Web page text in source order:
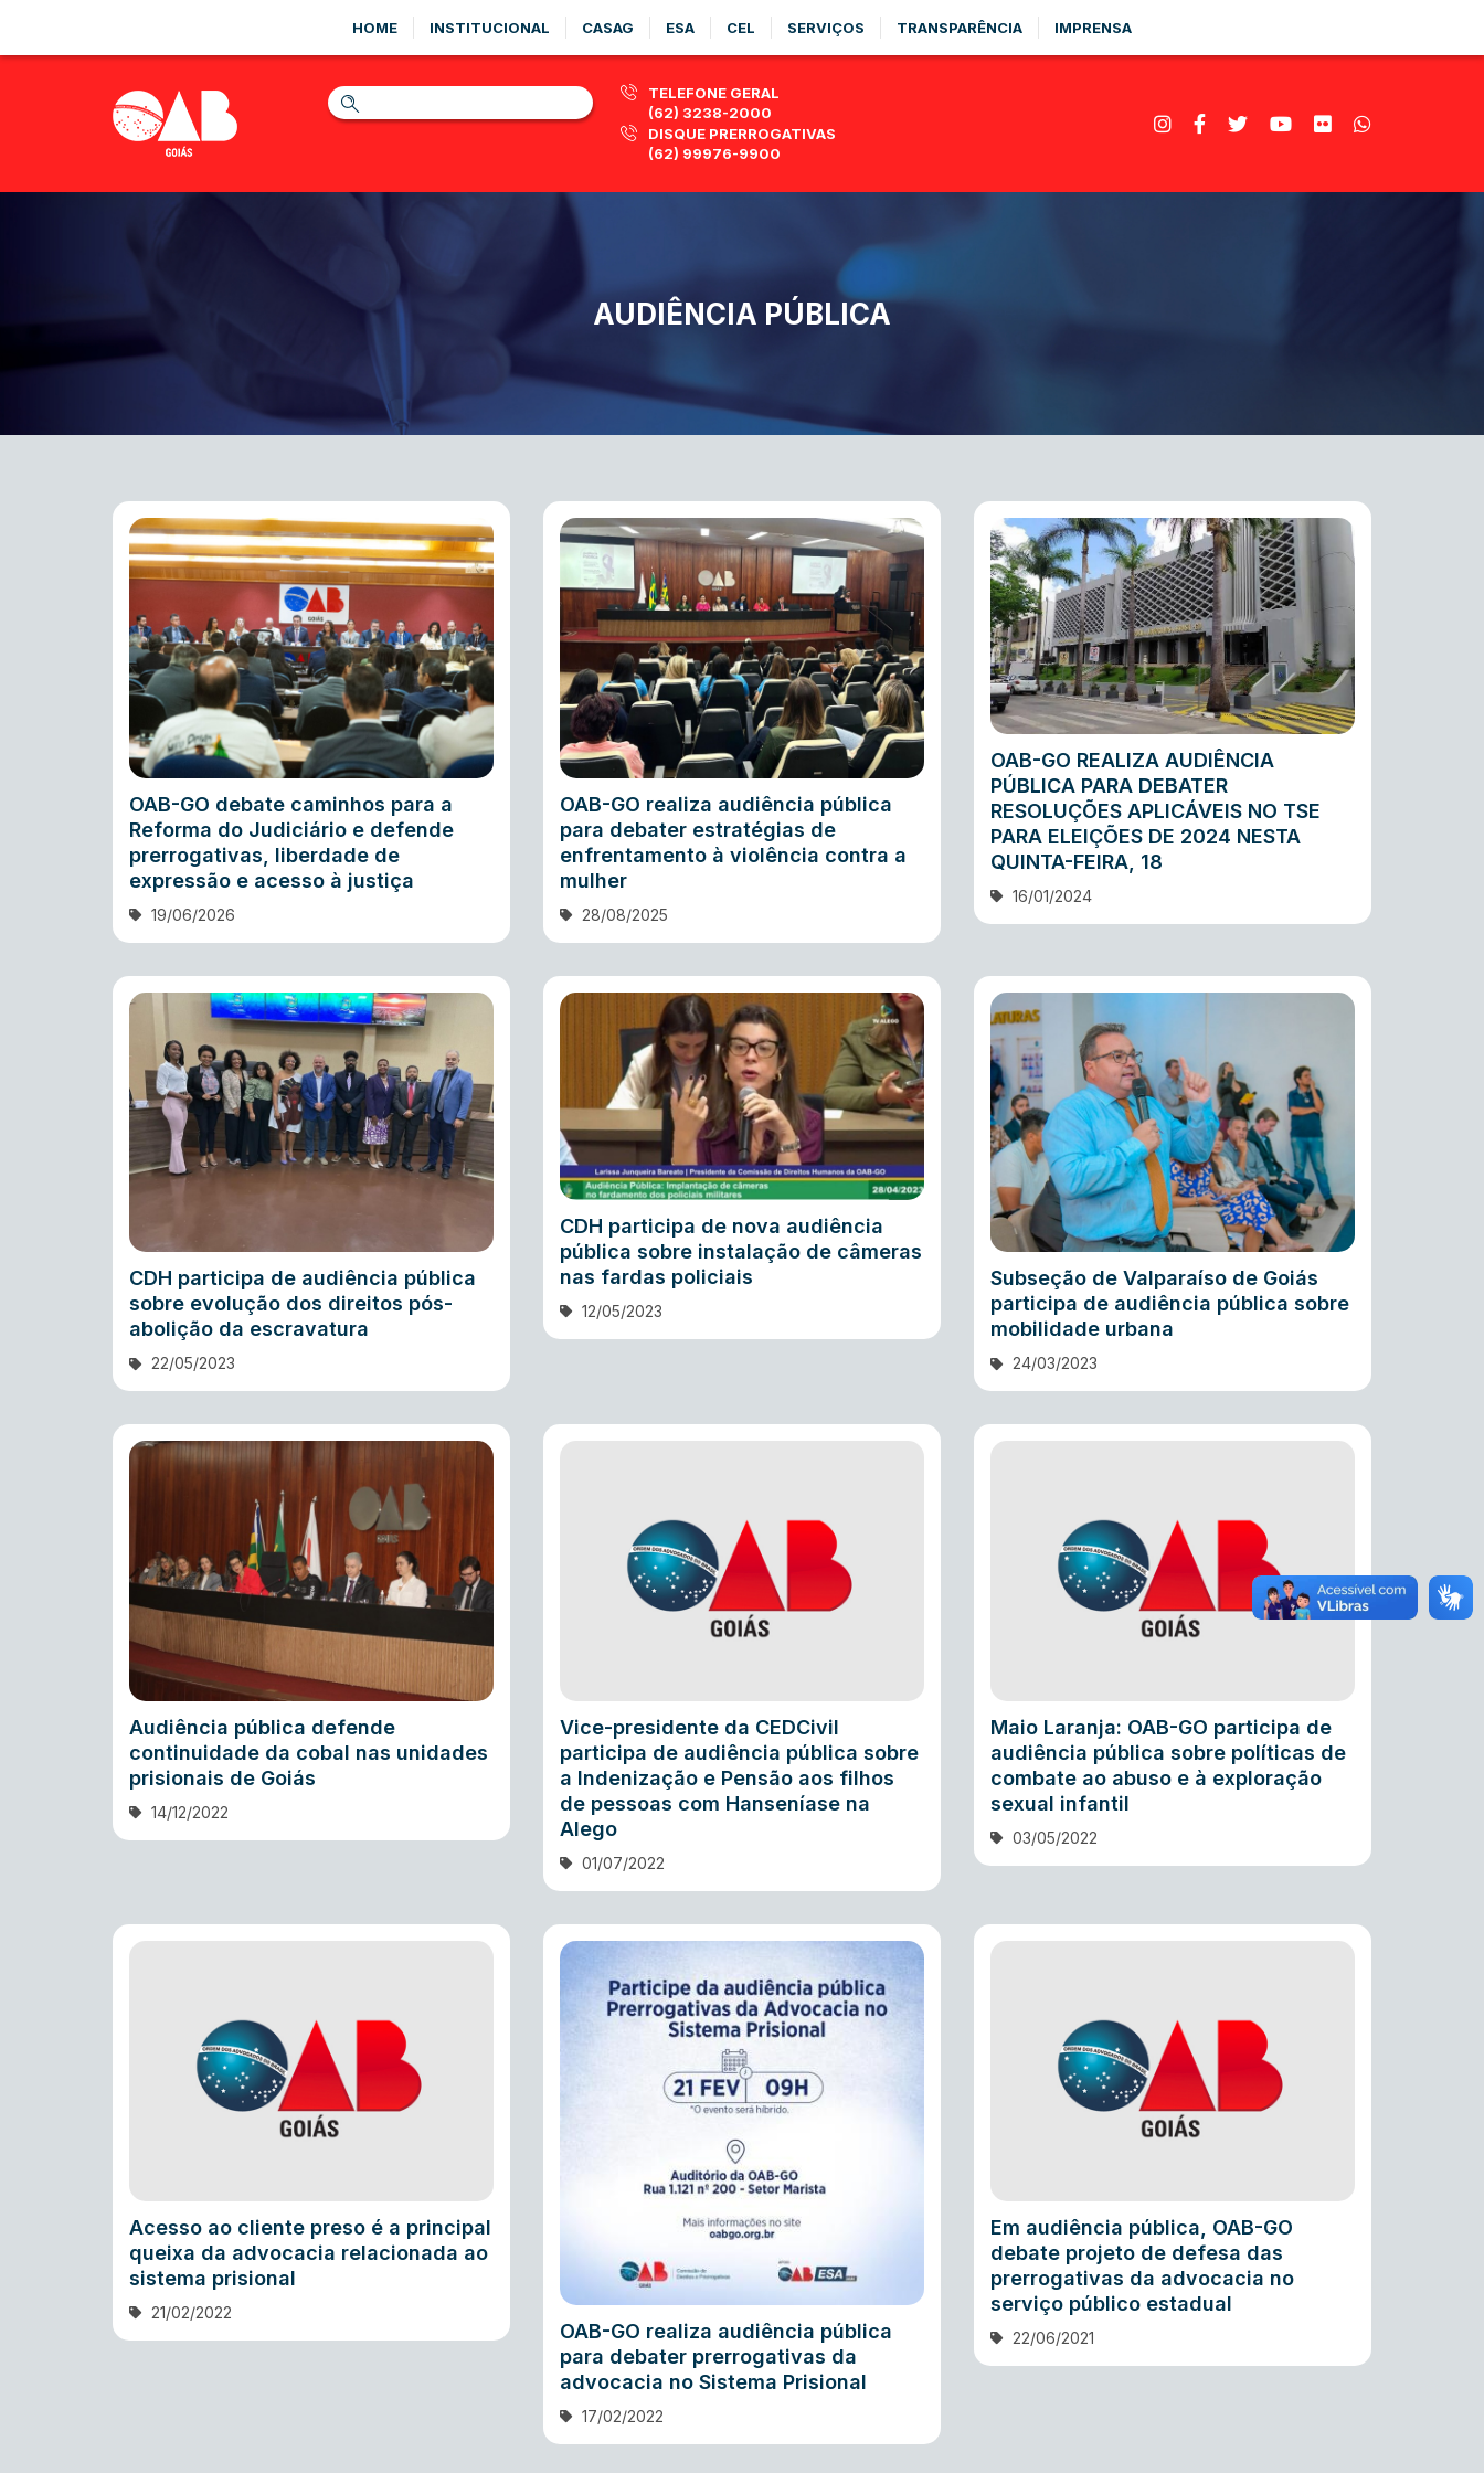
HOME INSTITUCIONAL CASAG ESA CEL SERVIÇOS TRANSPARÊNCIA IMPRENSA
TELEFONE GERAL
(62) 3238-2000
DISQUE PRERROGATIVAS
(62) 99976-9900
AUDIÊNCIA PÚBLICA
OAB-GO debate caminhos para a
Reforma do Judiciário e defende
prerrogativas, liberdade de
expressão e acesso à justiça
19/06/2026
OAB-GO realiza audiência pública
para debater estratégias de
enfrentamento à violência contra a
mulher
28/08/2025
OAB-GO REALIZA AUDIÊNCIA
PÚBLICA PARA DEBATER
RESOLUÇÕES APLICÁVEIS NO TSE
PARA ELEIÇÕES DE 2024 NESTA
QUINTA-FEIRA, 18
16/01/2024
CDH participa de audiência pública
sobre evolução dos direitos pós-
abolição da escravatura
22/05/2023
CDH participa de nova audiência
pública sobre instalação de câmeras
nas fardas policiais
12/05/2023
Subseção de Valparaíso de Goiás
participa de audiência pública sobre
mobilidade urbana
24/03/2023
Audiência pública defende
continuidade da cobal nas unidades
prisionais de Goiás
14/12/2022
Vice-presidente da CEDCivil
participa de audiência pública sobre
a Indenização e Pensão aos filhos
de pessoas com Hanseníase na
Alego
01/07/2022
Maio Laranja: OAB-GO participa de
audiência pública sobre políticas de
combate ao abuso e à exploração
sexual infantil
03/05/2022
Acesso ao cliente preso é a principal
queixa da advocacia relacionada ao
sistema prisional
21/02/2022
OAB-GO realiza audiência pública
para debater prerrogativas da
advocacia no Sistema Prisional
17/02/2022
Em audiência pública, OAB-GO
debate projeto de defesa das
prerrogativas da advocacia no
serviço público estadual
22/06/2021